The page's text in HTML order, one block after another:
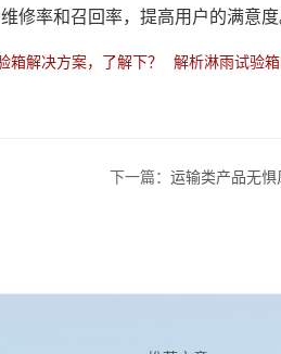
修率和召回率，提高用户的满意度
箱解决方案，了解下？
解析淋雨试验
下一篇：运输类产品无